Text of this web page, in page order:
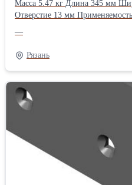
Масса 5.47 кг Длина 345 мм
Отверстие 13 мм
—
Рязань